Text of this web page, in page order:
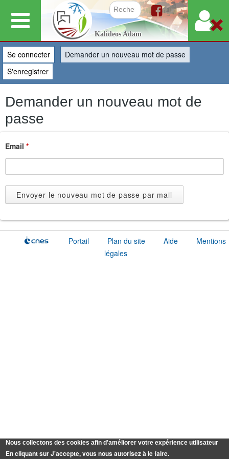
Aller
au
contenu
principal
Kalideos Adam
Se connecter Demander un nouveau mot de passe
S'enregistrer
Demander un nouveau mot de
passe
Email *
Portail Plan du site Aide
Mentions
légales
Nous collectons des cookies afin d'améliorer votre expérience utilisateur
En cliquant sur J'accepte, vous nous autorisez à le faire.